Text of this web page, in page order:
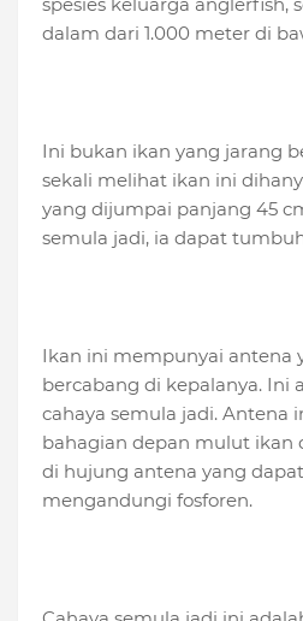
spesies keluarga anglerfish,
dalam dari 1.000 meter di
Ini bukan ikan yang jarang
sekali melihat ikan ini
yang dijumpai panjang 45
semula jadi, ia dapat
Ikan ini mempunyai antena
bercabang di kepalanya. Ini
cahaya semula jadi. Antena
bahagian depan mulut
di hujung antena yang
mengandungi fosforen.